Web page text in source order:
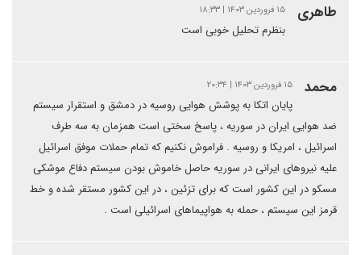
طاهری ۱۵ فروردین ۱۴۰۳ | ۱۸:۳۳
بنظرم تحلیل خوبی است
محمد ۱۵ فروردین ۱۴۰۳ | ۲۰:۳۴
پایان اتکا به پوشش هوایی روسیه در دمشق و استقرار سیستم
ضد هوایی ایران در سوریه ، پاسخ سختی است همزمان به سه طرف
اسرائیل ، امریکا و روسیه . فراموش نکنیم که تمام حملات موفق اسرائیل
علیه نیروهای ایرانی در سوریه حاصل خاموش بودن سیستم دفاع موشکی
مسکو در این کشور است که برای تزئین ، در این کشور مستقر شده و خط
قرمز این سیستم ، حمله به هواپیماهای اسرائیلی است .